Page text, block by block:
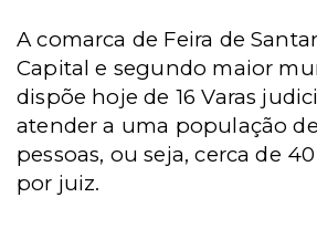
A comarca de Feira de
Capital e segundo maior
dispõe hoje de 16 Varas
atender a uma população
pessoas, ou seja, cerca de
por juiz.